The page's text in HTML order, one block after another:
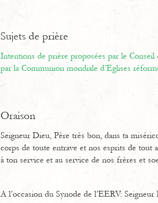
Sujets de prière
Intentions de prière proposées par le
par la Communion mondiale d’Eglises
Oraison
Seigneur Dieu, Père très bon, dans ta
corps de toute entrave et nos esprits de tout
à ton service et au service de nos frères et
A l’occasion du Synode de l’EERV: